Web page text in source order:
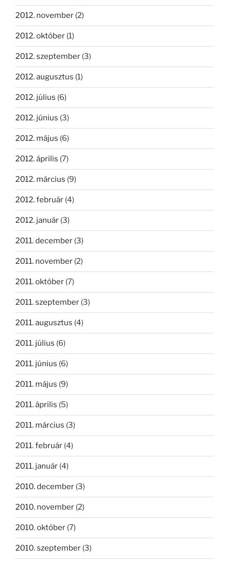
2012. november (2)
2012. október (1)
2012. szeptember (3)
2012. augusztus (1)
2012. július (6)
2012. június (3)
2012. május (6)
2012. április (7)
2012. március (9)
2012. február (4)
2012. január (3)
2011. december (3)
2011. november (2)
2011. október (7)
2011. szeptember (3)
2011. augusztus (4)
2011. július (6)
2011. június (6)
2011. május (9)
2011. április (5)
2011. március (3)
2011. február (4)
2011. január (4)
2010. december (3)
2010. november (2)
2010. október (7)
2010. szeptember (3)